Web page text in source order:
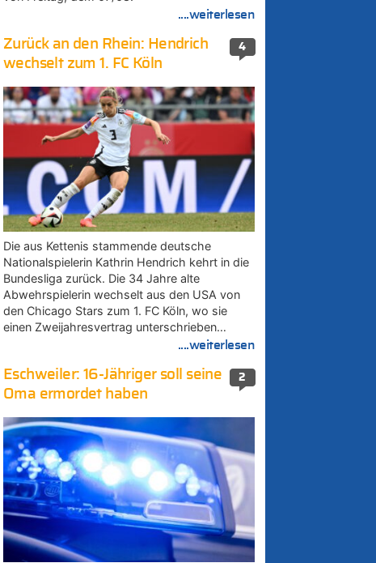
....weiterlesen
4
Zurück an den Rhein: Hendrich
wechselt zum 1. FC Köln
Die aus Kettenis stammende deutsche
Nationalspielerin Kathrin Hendrich kehrt in die
Bundesliga zurück. Die 34 Jahre alte
Abwehrspielerin wechselt aus den USA von
den Chicago Stars zum 1. FC Köln, wo sie
einen Zweijahresvertrag unterschrieben…
....weiterlesen
2
Eschweiler: 16-Jähriger soll seine
Oma ermordet haben